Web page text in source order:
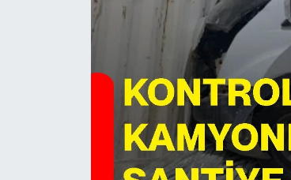
11:11 MANŞET